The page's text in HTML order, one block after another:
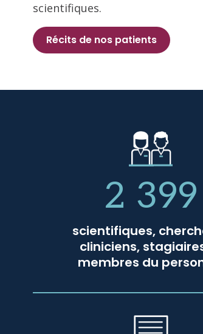
scientifiques.
Récits de nos patients
2 399
scientifiques,
cliniciens,
membres du